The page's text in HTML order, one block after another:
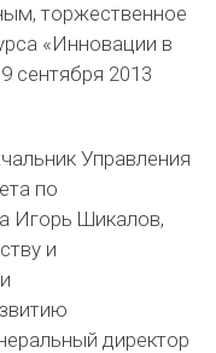
торжественное
«Инновации в
сентября 2013
Управления
по
Игорь Шикалов,
и
директор